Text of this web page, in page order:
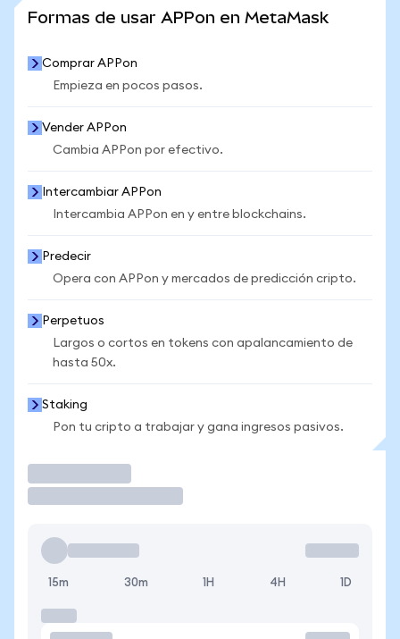
Formas de usar APPon en MetaMask
Comprar APPon
Empieza en pocos pasos.
Vender APPon
Cambia APPon por efectivo.
Intercambiar APPon
Intercambia APPon en y entre blockchains.
Predecir
Opera con APPon y mercados de predicción cripto.
Perpetuos
Largos o cortos en tokens con apalancamiento de
hasta 50x.
Staking
Pon tu cripto a trabajar y gana ingresos pasivos.
15m 30m 1H 4H 1D